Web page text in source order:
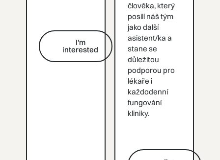
I'm interested
I'm
interested
člověka, který
posílí náš tým
jako další
asistent/ka a
stane se
důležitou
podporou pro
lékaře i
každodenní
fungování
kliniky.